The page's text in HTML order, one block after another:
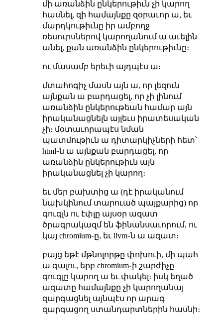
մի առանձին ընկերութիւն չի կարող
հասնել, զի համայնքը զօրաւոր ա, եւ
մարդկութիւնը իր ամբողջ
ռեսուրսներով կարողանում ա աւելին
անել, քան առանձին ընկերութիւնը։
ու մասամբ երեւի այդպէս ա։
մտահոգիչ մասն այն ա, որ լեզուն
այնքան ա բարդացել, որ չի լինում
առանձին ընկերութեան համար այն
իրականացնելն այլեւս իրատեսական
չի։ մօտաւորապէս նման
պատմութիւն ա դիտարկիչների հետ՝
html֊ն ա այնքան բարդացել, որ
առանձին ընկերութիւն այն
իրականացնել չի կարող։
եւ մեր բախտից ա (դէ իրականում
նախկինում տարուած պայքարից) որ
գուգլն ու էփլը այսօր ազատ
ծրագրակազմ են ֆինանսաւորում, ու
կայ chromium֊ը, եւ llvm֊ն ա ազատ։
բայց եթէ մթնոլորթը փոխուի, մի պահ
ա գալու, երբ chromium֊ի շարժիչը
գուգլը կարող ա եւ փակել։ իսկ եղած
ազատը համայնքը չի կարողանայ
զարգացնել այնպէս որ արագ
զարգացող ստանդարտներին հասնի։